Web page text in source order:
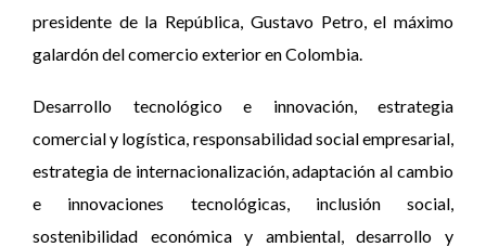
presidente de la República, Gustavo Petro, el máximo
galardón del comercio exterior en Colombia.
Desarrollo tecnológico e innovación, estrategia
comercial y logística, responsabilidad social empresarial,
estrategia de internacionalización, adaptación al cambio
e innovaciones tecnológicas, inclusión social,
sostenibilidad económica y ambiental, desarrollo y